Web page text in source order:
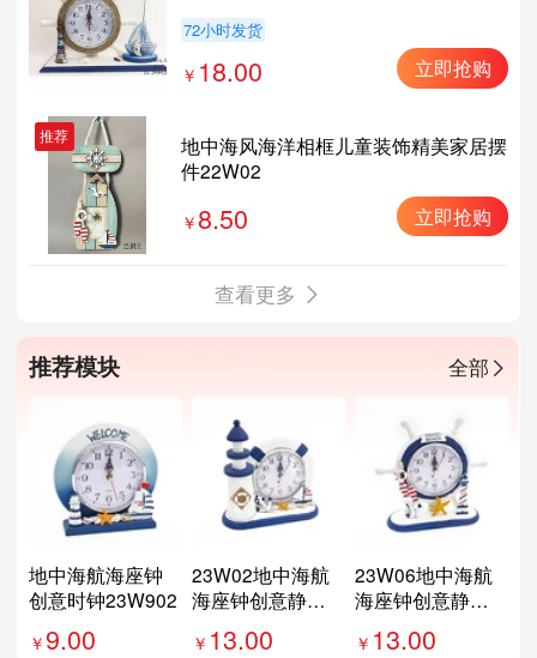
72小时发货
18.00 立即抢购
地中海风海洋相框儿童装饰精美家居摆
件22W02
8.50 立即抢购
推荐
查看更多
推荐模块 全部
地中海航海座钟
创意时钟23W902
9.00
23W02地中海航
海座钟创意静音
13.00
23W06地中海航
海座钟创意静音
13.00